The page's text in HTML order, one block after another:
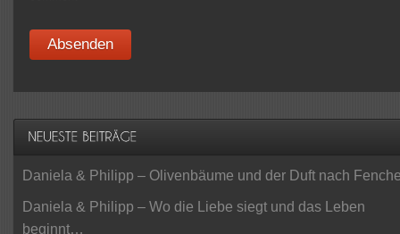
Daniela & Philipp – Olivenbäume und der Duft nach
Daniela & Philipp – Wo die Liebe siegt und das Leben
beginnt…